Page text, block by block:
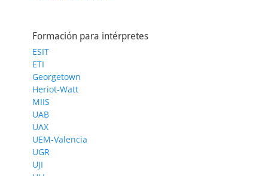
Formación para intérpretes
ESIT
ETI
Georgetown
Heriot-Watt
MIIS
UAB
UAX
UEM-Valencia
UGR
UJI